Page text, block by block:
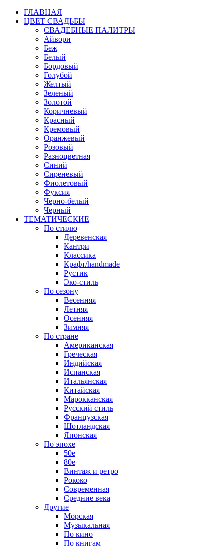
ГЛАВНАЯ
ЦВЕТ СВАДЬБЫ
СВАДЕБНЫЕ ПАЛИТРЫ
Айвори
Беж
Белый
Бордовый
Голубой
Желтый
Зеленый
Золотой
Коричневый
Красный
Кремовый
Оранжевый
Розовый
Разноцветная
Синий
Сиреневый
Фиолетовый
Фуксия
Черно-белый
Черный
ТЕМАТИЧЕСКИЕ
По стилю
Деревенская
Кантри
Классика
Крафт/handmade
Рустик
Эко-стиль
По сезону
Весенняя
Летняя
Осенняя
Зимняя
По стране
Американская
Греческая
Индийская
Испанская
Итальянская
Китайская
Марокканская
Русский стиль
Французская
Шотландская
Японская
По эпохе
50е
80е
Винтаж и ретро
Рококо
Современная
Средние века
Другие
Морская
Музыкальная
По кино
По книгам